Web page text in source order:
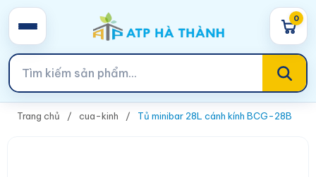
0
Trang chủ cua-kinh Tủ minibar 28L cánh kính BCG-28B